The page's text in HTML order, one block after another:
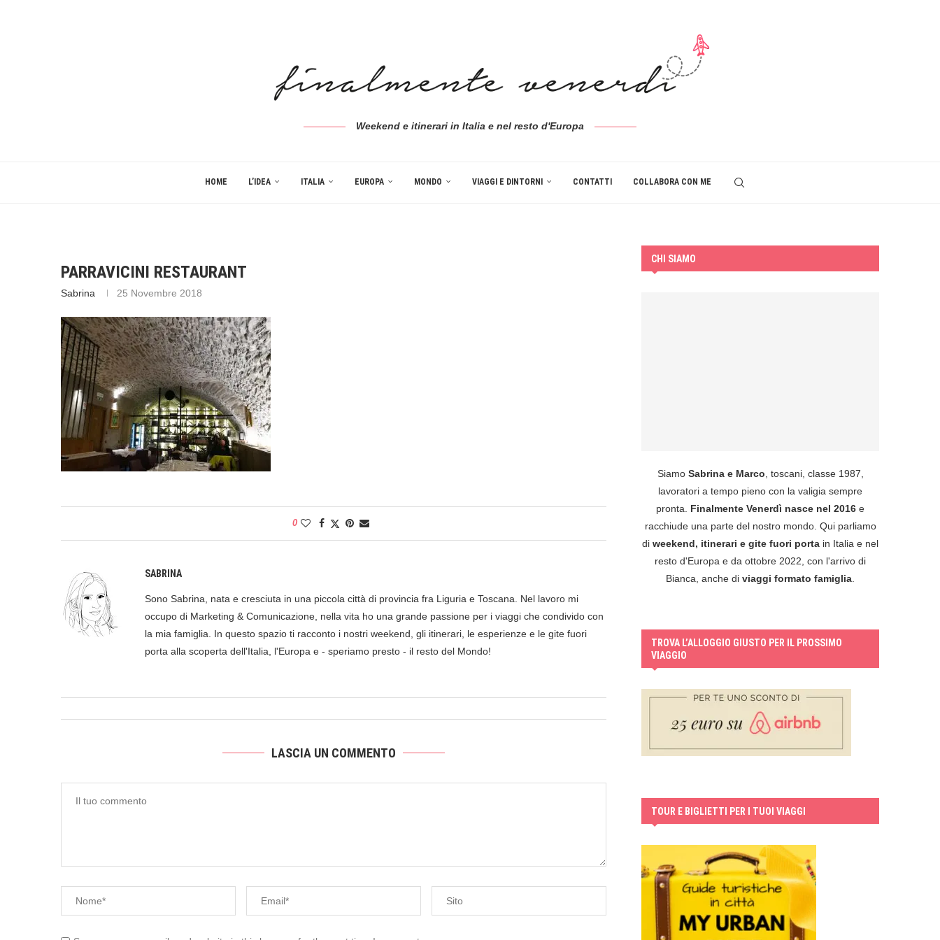
Weekend e itinerari in Italia e nel resto d'Europa
HOME L’IDEA ITALIA EUROPA MONDO VIAGGI E DINTORNI CONTATTI COLLABORA CON ME
PARRAVICINI RESTAURANT
Sabrina 25 Novembre 2018
0
SABRINA
Sono Sabrina, nata e cresciuta in una piccola città di provincia fra Liguria e Toscana. Nel lavoro mi
occupo di Marketing & Comunicazione, nella vita ho una grande passione per i viaggi che condivido con
la mia famiglia. In questo spazio ti racconto i nostri weekend, gli itinerari, le esperienze e le gite fuori
porta alla scoperta dell'Italia, l'Europa e - speriamo presto - il resto del Mondo!
LASCIA UN COMMENTO
CHI SIAMO
Siamo Sabrina e Marco , toscani, classe 1987,
lavoratori a tempo pieno con la valigia sempre
pronta. Finalmente Venerdì nasce nel 2016 e
racchiude una parte del nostro mondo. Qui parliamo
di weekend, itinerari e gite fuori porta in Italia e nel
resto d'Europa e da ottobre 2022, con l'arrivo di
Bianca, anche di viaggi formato famiglia
TROVA L’ALLOGGIO GIUSTO PER IL PROSSIMO
VIAGGIO
TOUR E BIGLIETTI PER I TUOI VIAGGI